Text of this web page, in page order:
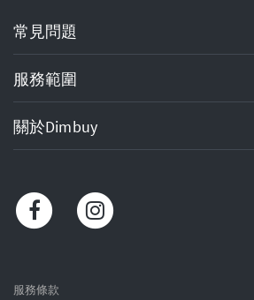
見
問
題,
服
務
範
於
Dimbuy,
服
常見問題
服務範圍
關於Dimbuy
服務條款